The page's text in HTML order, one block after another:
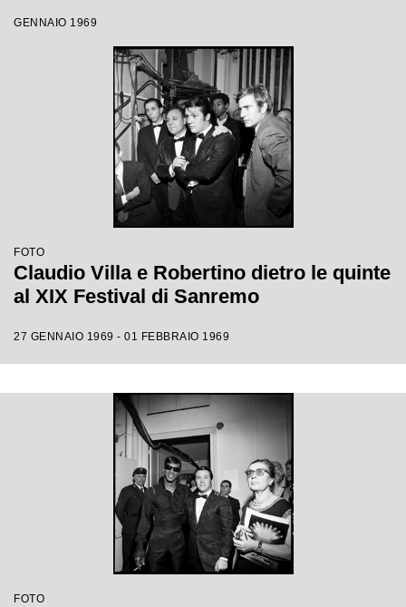
GENNAIO 1969
FOTO
Claudio Villa e Robertino dietro le quinte
al XIX Festival di Sanremo
27 GENNAIO 1969 - 01 FEBBRAIO 1969
FOTO